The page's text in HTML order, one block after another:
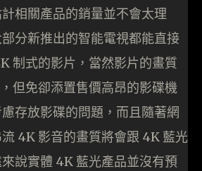
相關產品的銷量並不會太理
分新推出的智能電視都能直接
制式的影片，當然影片的畫質
但免卻添置售價高昂的影碟機
存放影碟的問題，而且隨著網
4K 影音的畫質將會跟 4K 藍光
說實體 4K 藍光產品並沒有預